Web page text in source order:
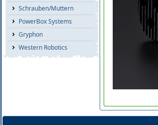
Schrauben/Muttern
PowerBox Systems
Gryphon
Western Robotics